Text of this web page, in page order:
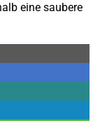
eine saubere